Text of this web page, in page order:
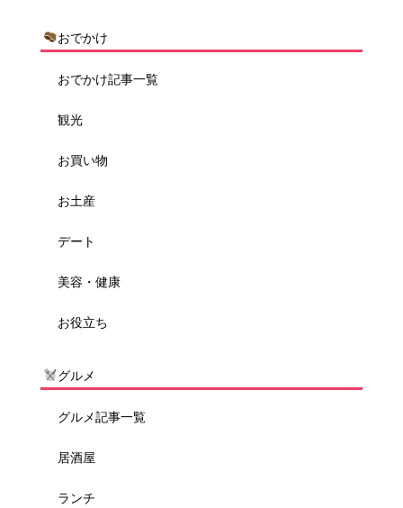
おでかけ
おでかけ記事一覧
観光
お買い物
お土産
デート
美容・健康
お役立ち
グルメ
グルメ記事一覧
居酒屋
ランチ